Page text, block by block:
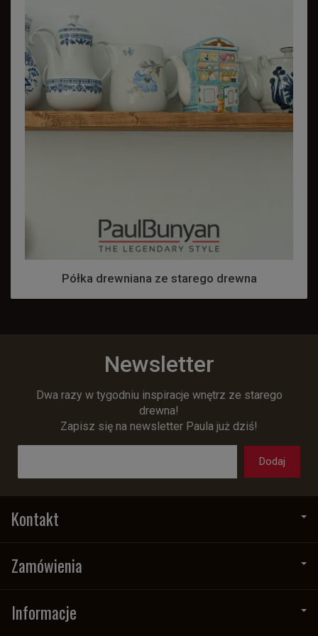
Półka drewniana ze starego drewna
Newsletter
Dwa razy w tygodniu inspiracje wnętrz ze starego
drewna!
Zapisz się na newsletter Paula już dziś!
Kontakt
Zamówienia
Informacje